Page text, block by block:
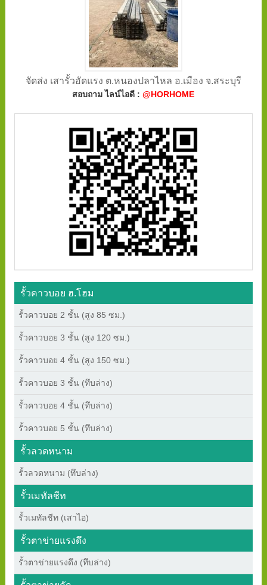
จัดส่ง เสารั้วอัดแรง ต.หนองปลาไหล อ.เมือง จ.สระบุรี
สอบถาม ไลน์ไอดี :@HORHOME
รั้วคาวบอย ฮ.โฮม
รั้วคาวบอย 2 ชั้น (สูง 85 ซม.)
รั้วคาวบอย 3 ชั้น (สูง 120 ซม.)
รั้วคาวบอย 4 ชั้น (สูง 150 ซม.)
รั้วคาวบอย 3 ชั้น (ทึบล่าง)
รั้วคาวบอย 4 ชั้น (ทึบล่าง)
รั้วคาวบอย 5 ชั้น (ทึบล่าง)
รั้วลวดหนาม
รั้วลวดหนาม (ทึบล่าง)
รั้วเมทัลชีท
รั้วเมทัลชีท (เสาไอ)
รั้วตาข่ายแรงดึง
รั้วตาข่ายแรงดึง (ทึบล่าง)